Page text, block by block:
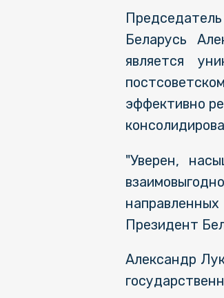
Беларусь
является
эффективно
"Уверен,
Президент
Александр